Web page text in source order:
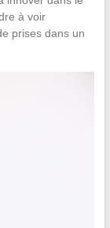
à voir
prises dans un